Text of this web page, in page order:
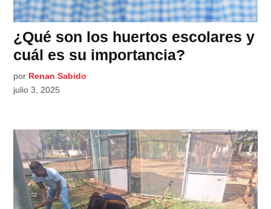
¿Qué son los huertos escolares y
cuál es su importancia?
por Renan Sabido
julio 3, 2025